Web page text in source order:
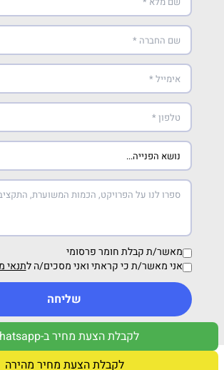
לקבלת הצעת מחיר ב-Whatsapp
לקבלת הצעת מחיר מהירה
מאשר/ת קבלת חומר פרסומי
אני מאשר/ת כי קראתי ואני מסכים/ה לתנאי
שליחה
מדיניות פרטיות